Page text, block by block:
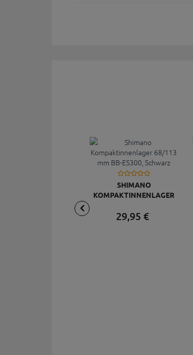
SHIMANO
KOMPAKTINNENLAGER
SCHWARZ
29,95 €